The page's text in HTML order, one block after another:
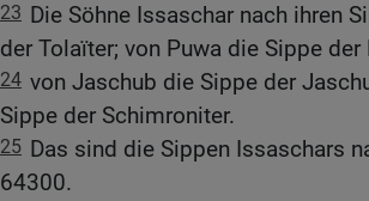
23 Die Söhne Issaschar nach ihren
der Tolaïter; von Puwa die Sippe der
24 von Jaschub die Sippe der
Sippe der Schimroniter.
25 Das sind die Sippen Issaschars
64300.